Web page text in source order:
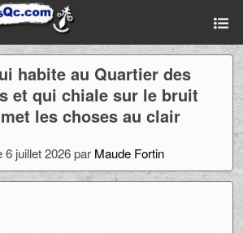
habite au Quartier des
et qui chiale sur le bruit
les choses au clair
6 juillet 2026 par Maude Fortin